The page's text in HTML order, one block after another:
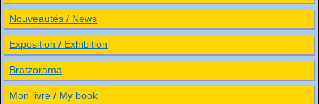
Nouveautés / News
Exposition / Exhibition
Bratzorama
Mon livre / My book